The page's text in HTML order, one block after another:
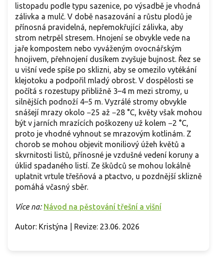
listopadu podle typu sazenice, po výsadbě je vhodná
zálivka a mulč. V době nasazování a růstu plodů je
přínosná pravidelná, nepřemokřující zálivka, aby
strom netrpěl stresem. Hnojení se obvykle vede na
jaře kompostem nebo vyváženým ovocnářským
hnojivem, přehnojení dusíkem zvyšuje bujnost. Řez se
u višní vede spíše po sklizni, aby se omezilo vytékání
klejotoku a podpořil mladý obrost. V dospělosti se
počítá s rozestupy přibližně 3–4 m mezi stromy, u
silnějších podnoží 4–5 m. Vyzrálé stromy obvykle
snášejí mrazy okolo −25 až −28 °C, květy však mohou
být v jarních mrazících poškozeny už kolem −2 °C,
proto je vhodné vyhnout se mrazovým kotlinám. Z
chorob se mohou objevit moniliový úžeh květů a
skvrnitosti listů, přínosné je vzdušné vedení koruny a
úklid spadaného listí. Ze škůdců se mohou lokálně
uplatnit vrtule třešňová a ptactvo, u pozdnější sklizně
pomáhá včasný sběr.
Více na: Návod na pěstování třešní a višní
Autor: Kristýna | Revize: 23.06. 2026